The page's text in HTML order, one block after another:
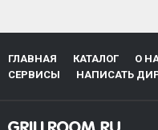
ГЛАВНАЯ КАТАЛОГ О
СЕРВИСЫ
НАПИСАТЬ